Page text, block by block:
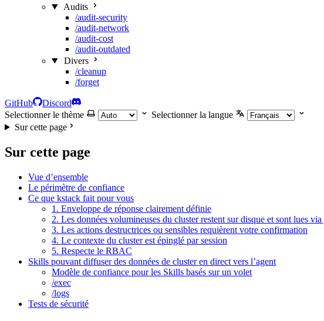
Audits
/audit-security
/audit-network
/audit-cost
/audit-outdated
Divers
/cleanup
/forget
GitHub
Discord
Selectionner le thème
Selectionner la langue
Sur cette page
Sur cette page
Vue d’ensemble
Le périmètre de confiance
Ce que kstack fait pour vous
1. Enveloppe de réponse clairement définie
2. Les données volumineuses du cluster restent sur disque et sont lues via
3. Les actions destructrices ou sensibles requièrent votre confirmation
4. Le contexte du cluster est épinglé par session
5. Respecte le RBAC
Skills pouvant diffuser des données de cluster en direct vers l’agent
Modèle de confiance pour les Skills basés sur un volet
/exec
/logs
Tests de sécurité